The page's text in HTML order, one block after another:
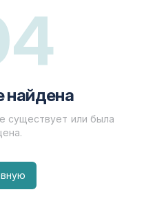
найдена
существует или была